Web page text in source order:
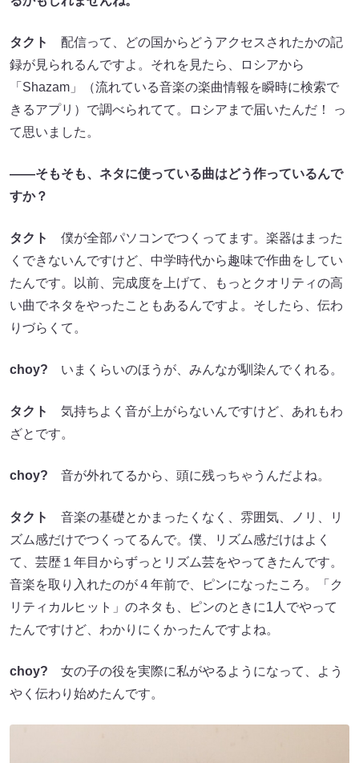
タクト
配信って、どの国からどうアクセスされたかの記
録が見られるんですよ。それを見たら、ロシアから
「Shazam」（流れている音楽の楽曲情報を瞬時に検索で
きるアプリ）で調べられてて。ロシアまで届いたんだ！ っ
て思いました。
――そもそも、ネタに使っている曲はどう作っているんで
すか？
タクト
僕が全部パソコンでつくってます。楽器はまった
くできないんですけど、中学時代から趣味で作曲をしてい
たんです。以前、完成度を上げて、もっとクオリティの高
い曲でネタをやったこともあるんですよ。そしたら、伝わ
りづらくて。
choy? いまくらいのほうが、みんなが馴染んでくれる。
タクト
気持ちよく音が上がらないんですけど、あれもわ
ざとです。
choy? 音が外れてるから、頭に残っちゃうんだよね。
タクト
音楽の基礎とかまったくなく、雰囲気、ノリ、リ
ズム感だけでつくってるんで。僕、リズム感だけはよく
て、芸歴１年目からずっとリズム芸をやってきたんです。
音楽を取り入れたのが４年前で、ピンになったころ。「ク
リティカルヒット」のネタも、ピンのときに1人でやって
たんですけど、わかりにくかったんですよね。
choy? 女の子の役を実際に私がやるようになって、よう
やく伝わり始めたんです。